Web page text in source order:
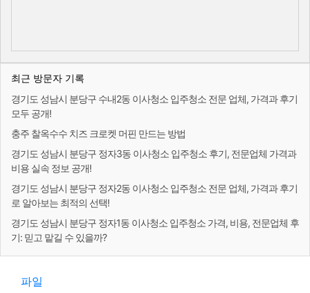
최근 방문자 기록
경기도 성남시 분당구 수내2동 이사청소 입주청소 전문 업체, 가격과 후기
모두 공개!
충주 찰옥수수 치즈 크로켓 머핀 만드는 방법
경기도 성남시 분당구 정자3동 이사청소 입주청소 후기, 전문업체 가격과
비용 실속 정보 공개!
경기도 성남시 분당구 정자2동 이사청소 입주청소 전문 업체, 가격과 후기
로 알아보는 최적의 선택!
경기도 성남시 분당구 정자1동 이사청소 입주청소 가격, 비용, 전문업체 후
기: 믿고 맡길 수 있을까?
파일